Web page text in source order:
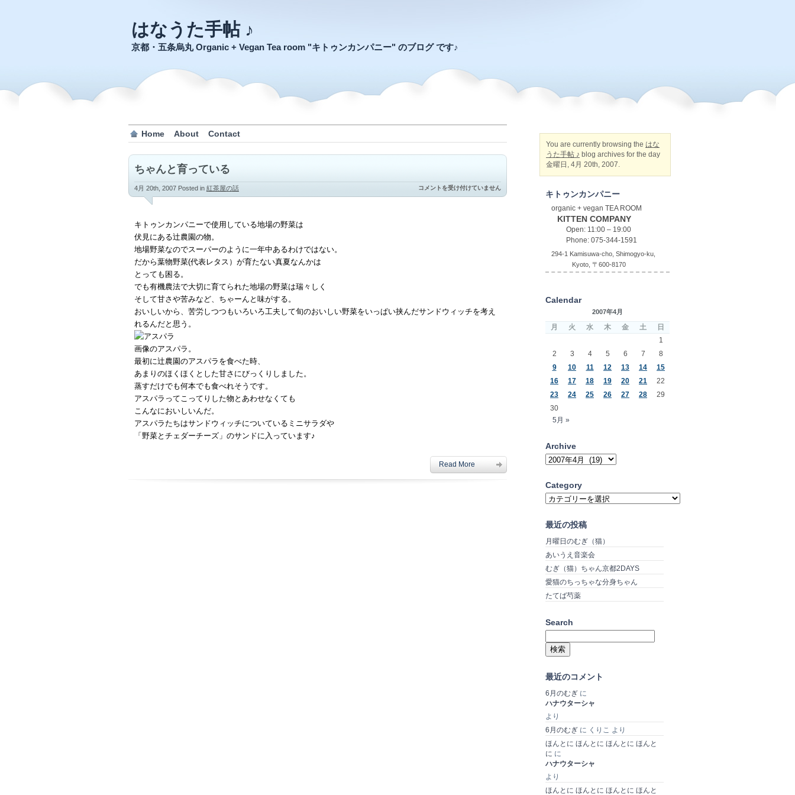
はなうた手帖 ♪
京都・五条烏丸 Organic + Vegan Tea room "キトゥンカンパニー" のブログ です♪
Home About Contact
ちゃんと育っている
4月 20th, 2007 Posted in 紅茶屋の話
ち
ゃ
コメントを受け付けていません
キトゥンカンパニーで使用している地場の野菜は
伏見にある辻農園の物。
地場野菜なのでスーパーのように一年中あるわけではない。
だから葉物野菜(代表レタス）が育たない真夏なんかは
とっても困る。
でも有機農法で大切に育てられた地場の野菜は瑞々しく
そして甘さや苦みなど、ちゃーんと味がする。
おいしいから、苦労しつつもいろいろ工夫して旬のおいしい野菜をいっぱい挟んだサンドウィッチを考え
れるんだと思う。
画像のアスパラ。
最初に辻農園のアスパラを食べた時、
あまりのほくほくとした甘さにびっくりしました。
蒸すだけでも何本でも食べれそうです。
アスパラってこってりした物とあわせなくても
こんなにおいしいんだ。
アスパラたちはサンドウィッチについているミニサラダや
「野菜とチェダーチーズ」のサンドに入っています♪
Read More
You are currently browsing the はな
うた手帖 ♪ blog archives for the day
金曜日, 4月 20th, 2007.
キトゥンカンパニー
organic + vegan TEA ROOM
KITTEN COMPANY
Open: 11:00 – 19:00
Phone: 075-344-1591
294-1 Kamisuwa-cho, Shimogyo-ku,
Kyoto, 〒600-8170
Calendar
2007年4月
月 火 水 木 金 土
日
1
2
3 4 5 6 7
8
9
10 11 12 13 14
15
16
17 18 19 20 21
22
23
24 25 26 27 28
29
30
5月 »
Archive
Archive
Category
Category
最近の投稿
月曜日のむぎ（猫）
あいうえ音楽会
むぎ（猫）ちゃん京都2DAYS
愛猫のちっちゃな分身ちゃん
たてば芍薬
Search
索:
最近のコメント
6月のむぎ に
ハナウターシャ
より
6月のむぎ に くりこ より
ほんとに ほんとに ほんとに ほんと
に に
ハナウターシャ
より
ほんとに ほんとに ほんとに ほんと